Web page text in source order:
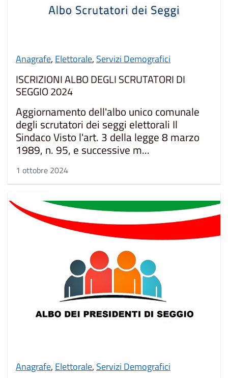
Anagrafe, Elettorale, Servizi Demografici
ISCRIZIONI ALBO DEGLI SCRUTATORI DI
SEGGIO 2024
Aggiornamento dell'albo unico comunale
degli scrutatori dei seggi elettorali Il
Sindaco Visto l'art. 3 della legge 8 marzo
1989, n. 95, e successive m...
1 ottobre 2024
Anagrafe, Elettorale, Servizi Demografici